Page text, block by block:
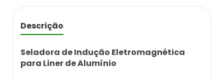
Balança Contadora
Máquina Seladora Rotativa Pneumática
Embaladora Industrial
Datador Para Caixa De Papelão
Descrição
Seladora de Indução Eletromagnética
para Liner de Alumínio